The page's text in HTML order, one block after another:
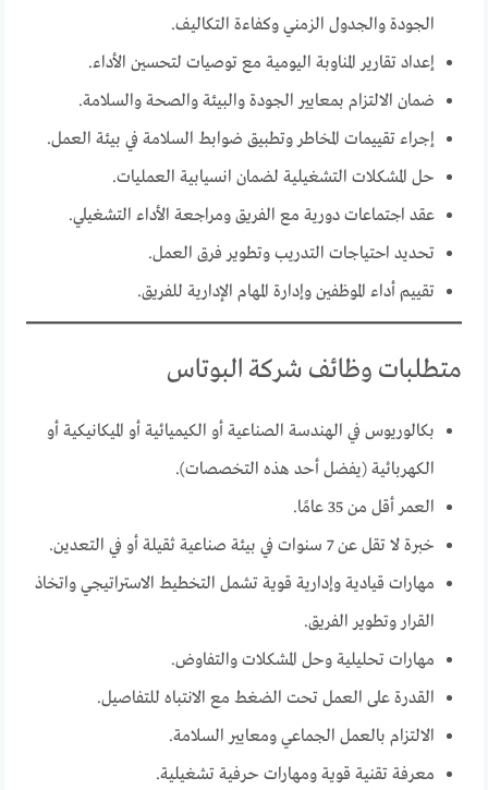
الجودة والجدول الزمني وكفاءة التكاليف.
إعداد تقارير المناوبة اليومية مع توصيات لتحسين الأداء.
ضمان الالتزام بمعايير الجودة والبيئة والصحة والسلامة.
إجراء تقييمات المخاطر وتطبيق ضوابط السلامة في بيئة العمل.
حل المشكلات التشغيلية لضمان انسيابية العمليات.
عقد اجتماعات دورية مع الفريق ومراجعة الأداء التشغيلي.
تحديد احتياجات التدريب وتطوير فرق العمل.
تقييم أداء الموظفين وإدارة المهام الإدارية للفريق.
متطلبات وظائف شركة البوتاس
بكالوريوس في الهندسة الصناعية أو الكيميائية أو الميكانيكية أو
الكهربائية (يفضل أحد هذه التخصصات).
العمر أقل من 35 عامًا.
خبرة لا تقل عن 7 سنوات في بيئة صناعية ثقيلة أو في التعدين.
مهارات قيادية وإدارية قوية تشمل التخطيط الاستراتيجي واتخاذ
القرار وتطوير الفريق.
مهارات تحليلية وحل المشكلات والتفاوض.
القدرة على العمل تحت الضغط مع الانتباه للتفاصيل.
الالتزام بالعمل الجماعي ومعايير السلامة.
معرفة تقنية قوية ومهارات حرفية تشغيلية.